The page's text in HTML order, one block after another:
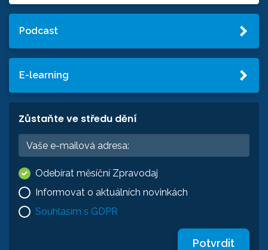
Podcast
E-learning
Zůstaňte ve středu dění
Odebírat měsíční Zpravodaj
Informovat o aktuálních novinkách
Souhlasím s GDPR
Potvrdit